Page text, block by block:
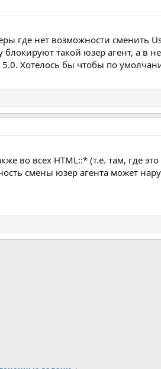
где нет возможности сменить
такой юзер агент, а в
Хотелось бы чтобы по
во всех HTML::* (т.е. там, где
смены юзер агента может
почта